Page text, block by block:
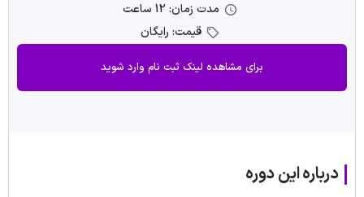
مدت زمان: 12 ساعت
قیمت: رایگان
برای مشاهده لینک ثبت نام وارد شوید
درباره این دوره